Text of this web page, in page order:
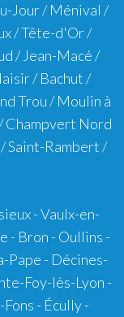
Jour / Ménival /
/ Tête-d'Or /
/ Jean-Macé /
/ Bachut /
Trou / Moulin à
Champvert Nord
Saint-Rambert /
-Vaulx-en-
- Bron - Oullins -
Pape - Décines-
Foy-lès-Lyon -
- Écully-